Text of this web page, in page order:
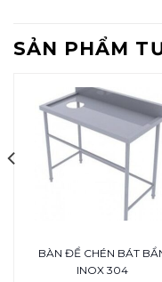
SẢN PHẨM
BÀN ĐỂ CHÉN BÁT
INOX 304